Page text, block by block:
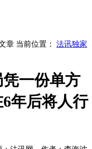
章 当前位置： 法讯独家
一份单方
年后将人行